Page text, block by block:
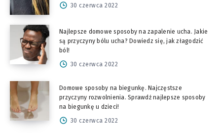
30 czerwca 2022
Najlepsze domowe sposoby na zapalenie ucha. Jakie
są przyczyny bólu ucha? Dowiedz się, jak złagodzić
ból!
30 czerwca 2022
Domowe sposoby na biegunkę. Najczęstsze
przyczyny rozwolnienia. Sprawdź najlepsze sposoby
na biegunkę u dzieci!
30 czerwca 2022